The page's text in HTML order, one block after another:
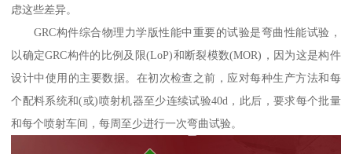
虑这些差异。
GRC构件综合物理力学版性能中重要的试验是弯曲性能试验，
以确定GRC构件的比例及限(LoP)和断裂模数(MOR)，因为这是构件
设计中使用的主要数据。在初次检查之前，应对每种生产方法和每
个配料系统和(或)喷射机器至少连续试验40d，此后，要求每个批量
和每个喷射车间，每周至少进行一次弯曲试验。